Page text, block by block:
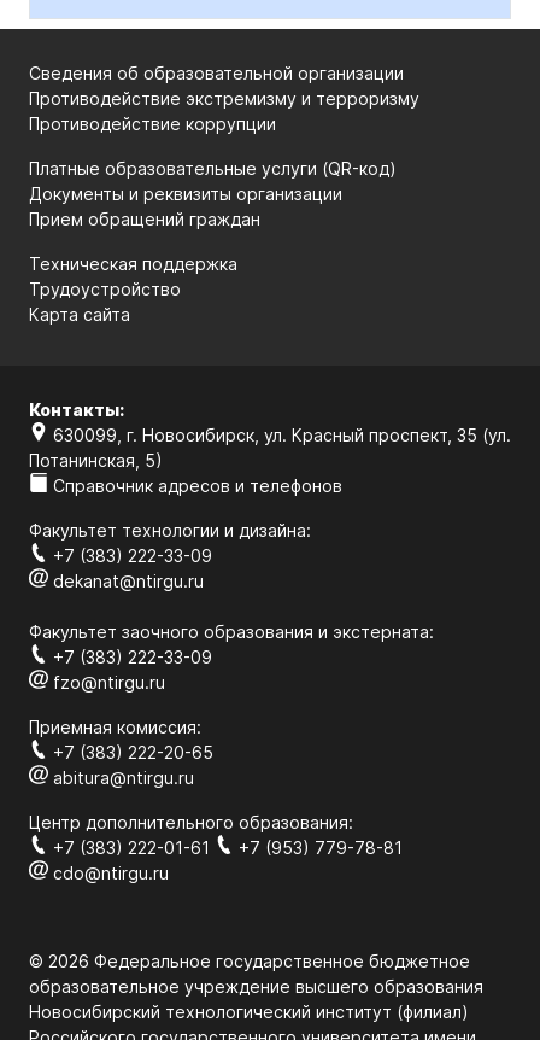
Сведения об образовательной организации
Противодействие экстремизму и терроризму
Противодействие коррупции
Платные образовательные услуги (QR-код)
Документы и реквизиты организации
Прием обращений граждан
Техническая поддержка
Трудоустройство
Карта сайта
Контакты:
630099, г. Новосибирск, ул. Красный проспект, 35 (ул.
Потанинская, 5)
Справочник адресов и телефонов
Факультет технологии и дизайна:
+7 (383) 222-33-09
dekanat@ntirgu.ru
Факультет заочного образования и экстерната:
+7 (383) 222-33-09
fzo@ntirgu.ru
Приемная комиссия:
+7 (383) 222-20-65
abitura@ntirgu.ru
Центр дополнительного образования:
+7 (383) 222-01-61
+7 (953) 779-78-81
cdo@ntirgu.ru
© 2026 Федеральное государственное бюджетное
образовательное учреждение высшего образования
Новосибирский технологический институт (филиал)